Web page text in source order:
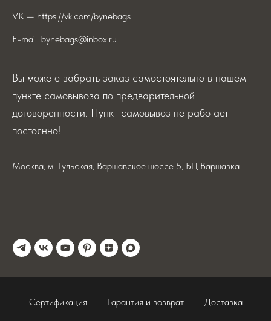
VK — https://vk.com/bynebags
E-mail: bynebags@inbox.ru
Вы можете забрать заказ самостоятельно в нашем
пункте самовывоза по предварительной
договоренности. Пункт самовывоз не работает
постоянно!
Москва, м. Тульская, Варшавское шоссе 5, БЦ Варшавка
Сертификация Гарантия и возврат Доставка